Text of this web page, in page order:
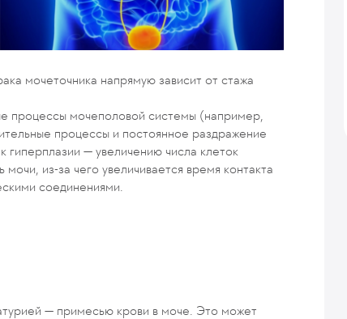
мочеточника напрямую зависит от стажа
процессы мочеполовой системы (например,
процессы и постоянное раздражение
гиперплазии — увеличению числа клеток
из-за чего увеличивается время контакта
соединениями.
— примесью крови в моче. Это может